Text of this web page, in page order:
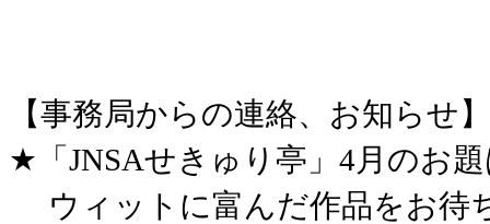
【事務局からの連絡、お知らせ】
★「JNSAせきゅり亭」4月のお
ウィットに富んだ作品をお待